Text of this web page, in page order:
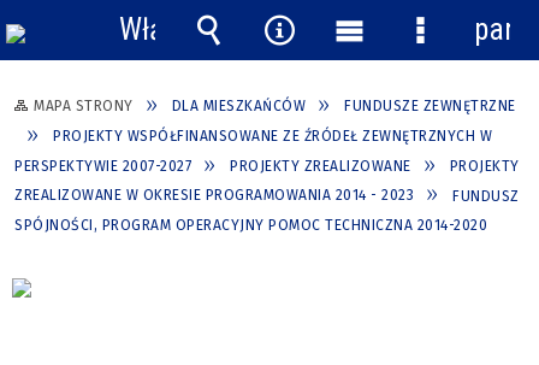
MAPA STRONY DLA MIESZKAŃCÓW
FUNDUSZE ZEWNĘTRZNE
PROJEKTY WSPÓŁFINANSOWANE ZE ŹRÓDEŁ ZEWNĘTRZNYCH W
PERSPEKTYWIE 2007-2027
PROJEKTY ZREALIZOWANE
PROJEKTY
ZREALIZOWANE W OKRESIE PROGRAMOWANIA 2014 - 2023
FUNDUSZ
SPÓJNOŚCI, PROGRAM OPERACYJNY POMOC TECHNICZNA 2014-2020
Włącz
powiadomienia
Wyszukiwarka
Narzędzia
Menu
główne
Menu
panel